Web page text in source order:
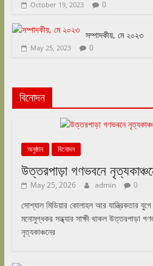
October 19, 2023 0
সম্পাদকীয়, মে ২০২৩
May 25, 2023 0
বিনোদন
অনুষ্ঠান বিনোদন
উত্তরপাড়া গণভবনে
May 25, 2026 admin 0
সোশ্যাল মিডিয়ার কোলাহল আর যান্ত্রিকতার
মনোমুগ্ধকর সন্ধ্যার সাক্ষী থাকল উত্তরপাড়া
নৃত্যকাঞ্চনের